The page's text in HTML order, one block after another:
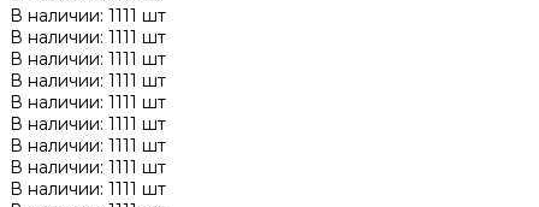
В наличии: 1111 шт
В наличии: 1111 шт
В наличии: 1111 шт
В наличии: 1111 шт
В наличии: 1111 шт
В наличии: 1111 шт
В наличии: 1111 шт
В наличии: 1111 шт
В наличии: 1111 шт